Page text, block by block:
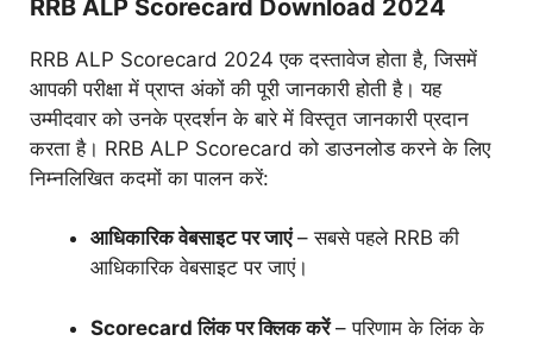
RRB ALP Scorecard Download 2024
RRB ALP Scorecard 2024 एक दस्तावेज होता है, जिसमें
आपकी परीक्षा में प्राप्त अंकों की पूरी जानकारी होती है। यह
उम्मीदवार को उनके प्रदर्शन के बारे में विस्तृत जानकारी प्रदान
करता है। RRB ALP Scorecard को डाउनलोड करने के लिए
निम्नलिखित कदमों का पालन करें:
आधिकारिक वेबसाइट पर जाएं– सबसे पहले RRB की
आधिकारिक वेबसाइट पर जाएं।
Scorecard लिंक पर क्लिक करें– परिणाम के लिंक के